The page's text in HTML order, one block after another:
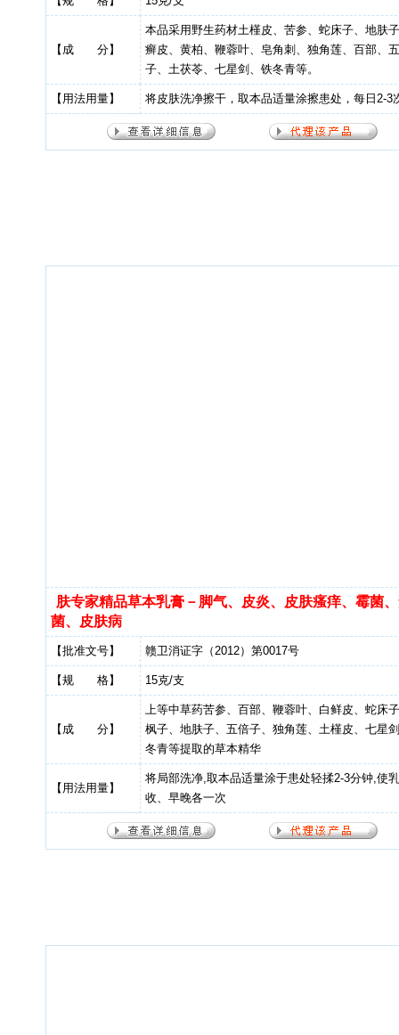
【成 分】
本品采用野生药材土槿皮、苦参、蛇床子、地肤
癣皮、黄柏、鞭蓉叶、皂角刺、独角莲、百部、
子、土茯苓、七星剑、铁冬青等。
【用法用量】 将皮肤洗净擦干，取本品适量涂擦患处，每日2-3
肤专家精品草本乳膏－脚气、皮炎、皮肤瘙痒、霉菌
菌、皮肤病
【批准文号】 赣卫消证字（2012）第0017号
【规 格】 15克/支
【成 分】
上等中草药苦参、百部、鞭蓉叶、白鲜皮、蛇床
枫子、地肤子、五倍子、独角莲、土槿皮、七星
冬青等提取的草本精华
【用法用量】
将局部洗净,取本品适量涂于患处轻揉2-3分钟,使
收、早晚各一次